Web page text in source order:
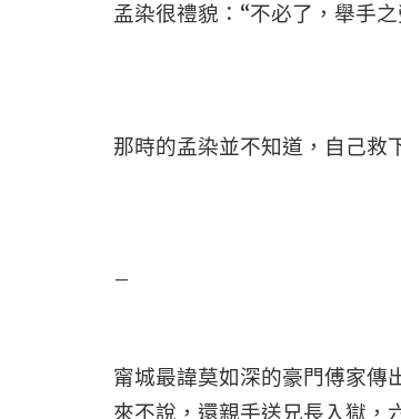
孟染很禮貌：“不必了，舉手
那時的孟染並不知道，自己救
–
甯城最諱莫如深的豪門傅家傳
來不說，還親手送兄長入獄，